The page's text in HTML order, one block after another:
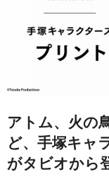
アトム、火の
ど、手塚キャ
がタビオから